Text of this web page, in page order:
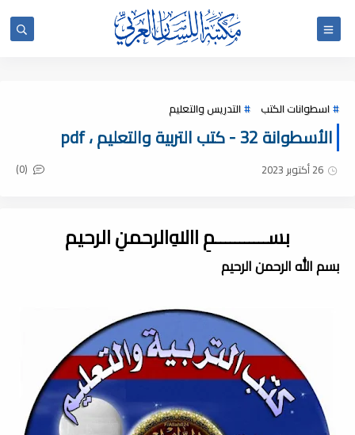
اسطوانات الكتب التدريس والتعليم
الأسطوانة 32 - كتب التربية والتعليم ، pdf
26 أكتوبر 2023 (0)
بســـــــــــمِ اﷲِالرحمنِ الرحيم
بسم الله الرحمن الرحيم